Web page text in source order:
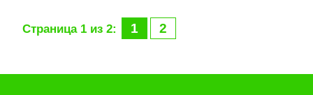
Страница 1 из 2: 1 2